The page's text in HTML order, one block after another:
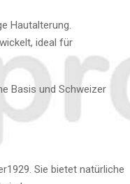
Hautalterung.
ideal für
Basis und Schweizer
Sie bietet natürliche